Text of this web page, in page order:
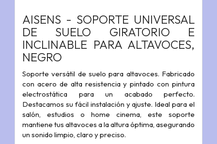
AISENS - SOPORTE UNIVERSAL
DE SUELO GIRATORIO E
INCLINABLE PARA ALTAVOCES,
NEGRO
Soporte versátil de suelo para altavoces. Fabricado
con acero de alta resistencia y pintado con pintura
electrostática para un acabado perfecto.
Destacamos su fácil instalación y ajuste. Ideal para el
salón, estudios o home cinema, este soporte
mantiene tus altavoces a la altura óptima, asegurando
un sonido limpio, claro y preciso.